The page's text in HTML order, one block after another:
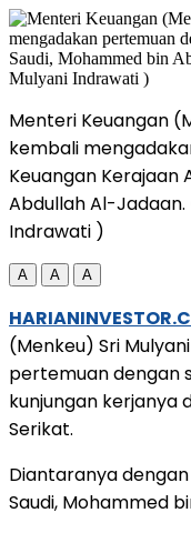
Menteri Keuangan
kembali
Keuangan Kerajaan
Abdullah Al-
Indrawati )
A A A
(Menkeu) Sri
pertemuan dengan
kunjungan kerjanya
Serikat.
Diantaranya
Saudi, Mohammed